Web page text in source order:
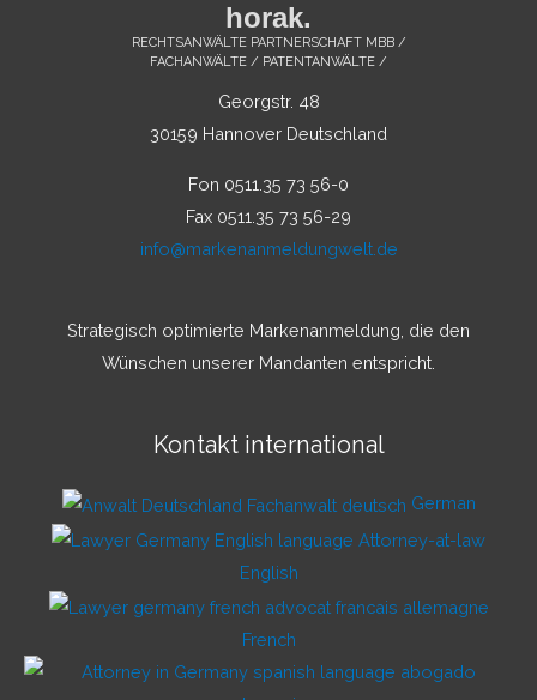
horak.
RECHTSANWÄLTE PARTNERSCHAFT MBB /
FACHANWÄLTE / PATENTANWÄLTE /
Georgstr. 48
30159 Hannover Deutschland
Fon 0511.35 73 56-0
Fax 0511.35 73 56-29
info@markenanmeldungwelt.de
Strategisch optimierte Markenanmeldung, die den
Wünschen unserer Mandanten entspricht.
Kontakt international
German
English
French